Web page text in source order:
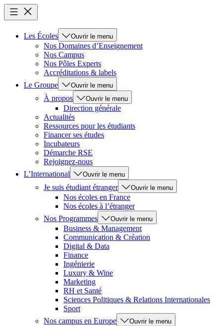
Les Écoles Ouvrir le menu
Nos Domaines d’Enseignement
Nos Campus
Nos Pôles Experts
Accréditations & labels
Le Groupe
Ouvrir le menu
À propos Ouvrir le menu
Direction générale
Actualités
Ressources pour les étudiants
Financer ses études
Incubateurs
Démarche RSE
Rejoignez-nous
L’International
Ouvrir le menu
Je suis étudiant étranger Ouvrir le menu
Nos écoles en France
Nos écoles à l’étranger
Nos Programmes
Ouvrir le menu
Business & Management
Communication & Création
Digital & Data
Finance
Ingénierie
Luxury & Wine
Marketing
RH et Santé
Sciences Politiques & Relations Internationales
Sport
Nos campus en Europe
Ouvrir le menu